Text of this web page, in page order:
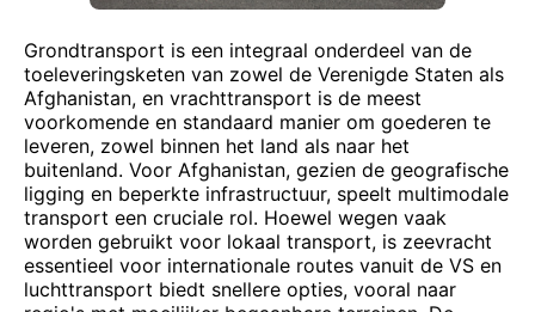
Grondtransport is een integraal onderdeel van de
toeleveringsketen van zowel de Verenigde Staten als
Afghanistan, en vrachttransport is de meest
voorkomende en standaard manier om goederen te
leveren, zowel binnen het land als naar het
buitenland. Voor Afghanistan, gezien de geografische
ligging en beperkte infrastructuur, speelt multimodale
transport een cruciale rol. Hoewel wegen vaak
worden gebruikt voor lokaal transport, is zeevracht
essentieel voor internationale routes vanuit de VS en
luchttransport biedt snellere opties, vooral naar